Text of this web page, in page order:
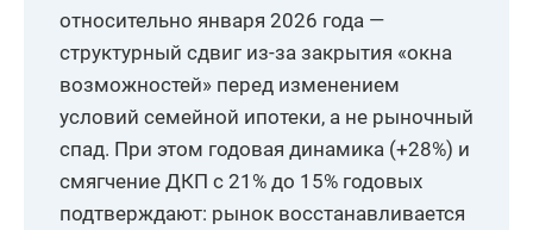
Калужская
594
Мурманская
область
587
Тверская область 582
3,01
относительно января 2026 года —
структурный сдвиг из-за закрытия «окна
возможностей» перед изменением
условий семейной ипотеки, а не рыночный
спад. При этом годовая динамика (+28%) и
смягчение ДКП с 21% до 15% годовых
подтверждают: рынок восстанавливается